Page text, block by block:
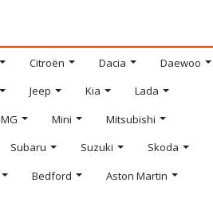
Citroën Dacia
Daewoo
Jeep Kia
Lada
MG Mini
Mitsubishi
Subaru Suzuki
Skoda
Bedford
Aston Martin